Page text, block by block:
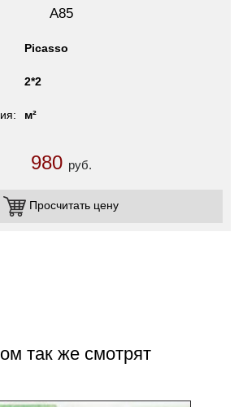
A85
Picasso
2*2
м²
980 руб.
Просчитать цену
так же смотрят